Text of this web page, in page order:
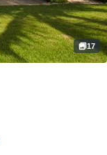
17